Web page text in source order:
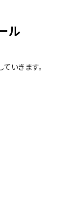
ル
いきます。